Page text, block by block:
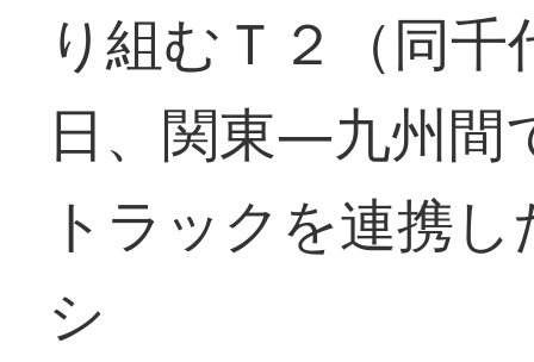
り組むＴ２（同
日、関東―九州間
トラックを連携
シ